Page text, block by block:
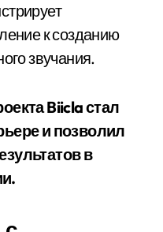
к созданию
звучания.
Biicla стал
и позволил
в